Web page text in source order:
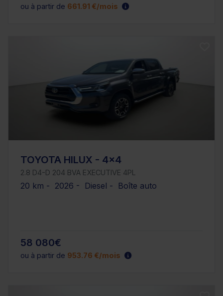
ou à partir de 661.91 €/mois
TOYOTA HILUX - 4x4
2.8 D4-D 204 BVA EXECUTIVE 4PL
20 km - 2026 - Diesel - Boîte auto
58 080€
ou à partir de 953.76 €/mois